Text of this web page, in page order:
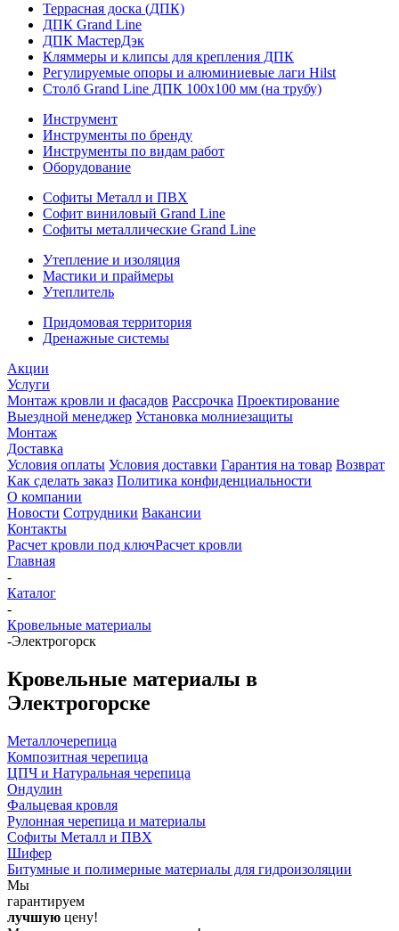
Террасная доска (ДПК)
ДПК Grand Line
ДПК МастерДэк
Кляммеры и клипсы для крепления ДПК
Регулируемые опоры и алюминиевые лаги Hilst
Столб Grand Line ДПК 100х100 мм (на трубу)
Инструмент
Инструменты по бренду
Инструменты по видам работ
Оборудование
Софиты Металл и ПВХ
Софит виниловый Grand Line
Софиты металлические Grand Line
Утепление и изоляция
Мастики и праймеры
Утеплитель
Придомовая территория
Дренажные системы
Акции
Услуги
Монтаж кровли и фасадов Рассрочка Проектирование
Выездной менеджер Установка молниезащиты
Монтаж
Доставка
Условия оплаты Условия доставки Гарантия на товар Возврат
Как сделать заказ Политика конфиденциальности
О компании
Новости Сотрудники Вакансии
Контакты
Расчет кровли под ключРасчет кровли
Главная
-
Каталог
-
Кровельные материалы
-Электрогорск
Кровельные материалы в
Электрогорске
Металлочерепица
Композитная черепица
ЦПЧ и Натуральная черепица
Ондулин
Фальцевая кровля
Рулонная черепица и материалы
Софиты Металл и ПВХ
Шифер
Битумные и полимерные материалы для гидроизоляции
Мы
гарантируем
лучшую цену!